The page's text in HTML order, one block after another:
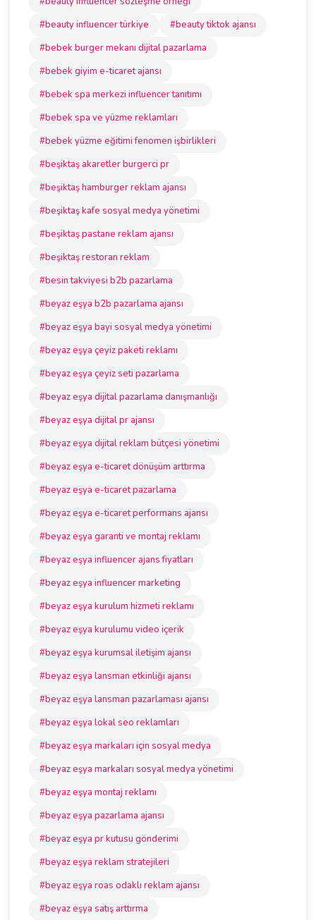
#beauty influencer türkiye
#beauty tiktok ajansı
#bebek burger mekanı dijital pazarlama
#bebek giyim e-ticaret ajansı
#bebek spa merkezi influencer tanıtımı
#bebek spa ve yüzme reklamları
#bebek yüzme eğitimi fenomen işbirlikleri
#beşiktaş akaretler burgerci pr
#beşiktaş hamburger reklam ajansı
#beşiktaş kafe sosyal medya yönetimi
#beşiktaş pastane reklam ajansı
#beşiktaş restoran reklam
#besin takviyesi b2b pazarlama
#beyaz eşya b2b pazarlama ajansı
#beyaz eşya bayi sosyal medya yönetimi
#beyaz eşya çeyiz paketi reklamı
#beyaz eşya çeyiz seti pazarlama
#beyaz eşya dijital pazarlama danışmanlığı
#beyaz eşya dijital pr ajansı
#beyaz eşya dijital reklam bütçesi yönetimi
#beyaz eşya e-ticaret dönüşüm arttırma
#beyaz eşya e-ticaret pazarlama
#beyaz eşya e-ticaret performans ajansı
#beyaz eşya garanti ve montaj reklamı
#beyaz eşya influencer ajans fiyatları
#beyaz eşya influencer marketing
#beyaz eşya kurulum hizmeti reklamı
#beyaz eşya kurulumu video içerik
#beyaz eşya kurumsal iletişim ajansı
#beyaz eşya lansman etkinliği ajansı
#beyaz eşya lansman pazarlaması ajansı
#beyaz eşya lokal seo reklamları
#beyaz eşya markaları için sosyal medya
#beyaz eşya markaları sosyal medya yönetimi
#beyaz eşya montaj reklamı
#beyaz eşya pazarlama ajansı
#beyaz eşya pr kutusu gönderimi
#beyaz eşya reklam stratejileri
#beyaz eşya roas odaklı reklam ajansı
#beyaz eşya satış arttırma